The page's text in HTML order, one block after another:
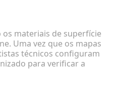
materiais de superfície
Uma vez que os mapas
técnicos configuram
para verificar a